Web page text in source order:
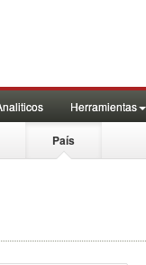
Herramientas
País